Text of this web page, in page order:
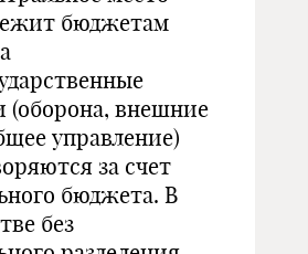
бюджетам
(оборона, внешние
управление)
за счет
бюджета. В
без